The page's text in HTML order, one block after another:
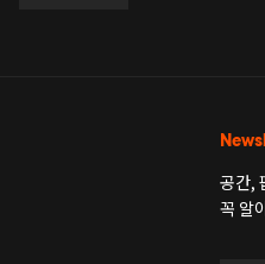
공간,
꼭 알